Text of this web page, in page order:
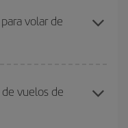
altas,
con las fechas y
volar de
buscador de vuelos
quieres ir y en qué
vuelos de